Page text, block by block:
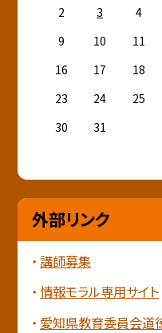
2
3 4
9
10 11
16
17 18
23
24 25
30
31
外部リンク
講師募集
情報モラル専用サイト
愛知県教育委員会道